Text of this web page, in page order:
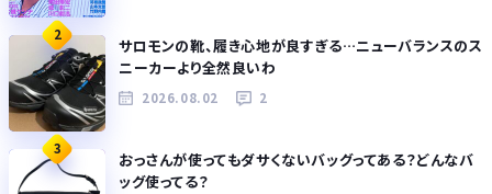
2
サロモンの靴、履き心地が良すぎる…ニューバランスのス
ニーカーより全然良いわ
2026.08.02 2
3
おっさんが使ってもダサくないバッグってある？どんなバ
ッグ使ってる？